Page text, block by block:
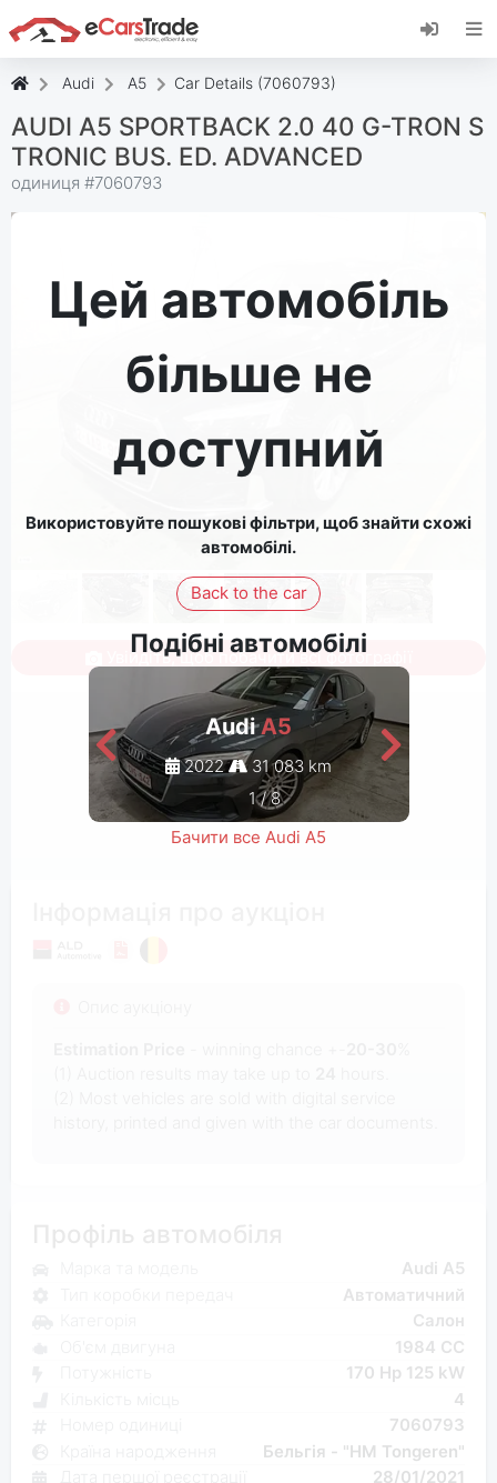
Встановіть веб-програму eCarsTrade,
додайте її на головний екран і отримуйте
Audi A5 Car Details (7060793)
AUDI A5 SPORTBACK 2.0 40 G-TRON S
TRONIC BUS. ED. ADVANCED
одиниця #7060793
Цей автомобіль
більше не
доступний
Використовуйте пошукові фільтри, щоб знайти схожі
автомобілі.
Back to the car
Подібні автомобілі
AudiA5
2022
31 083 km
1/8
Бачити все Audi A5
Увійдіть, щоб побачити всі фотографії
Audi A5
Автоматичний
Салон
1984 CC
170 Hp 125 kW
4
7060793
Бельгія - "HM Tongeren"
28/01/2021